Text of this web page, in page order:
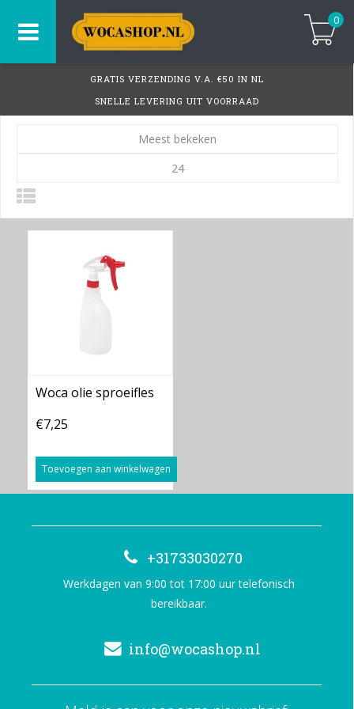
0
GRATIS VERZENDING V.A. €50 IN NL
SNELLE LEVERING UIT VOORRAAD
Meest bekeken
24
Woca olie sproeifles
€7,25
Toevoegen aan winkelwagen
+31733030270
Werkdagen van 9:00 tot 17:00 uur telefonisch
bereikbaar.
info@wocashop.nl